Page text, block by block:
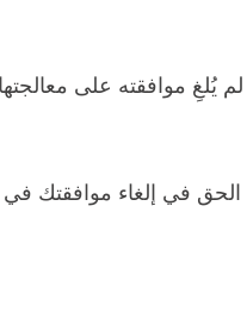
يُلغِ موافقته على
الحق في إلغاء موافقتك في